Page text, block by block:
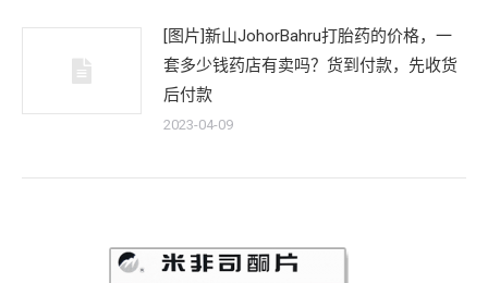
[图片]新山JohorBahru打胎药的价格，一
套多少钱药店有卖吗？货到付款，先收货
后付款
2023-04-09